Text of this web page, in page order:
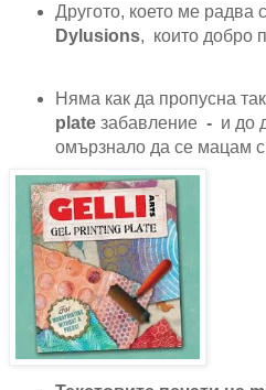
Другото, което ме радва
Dylusions, които добро
Няма как да пропусна
plate забавление-и до
омързнало да се мацам с